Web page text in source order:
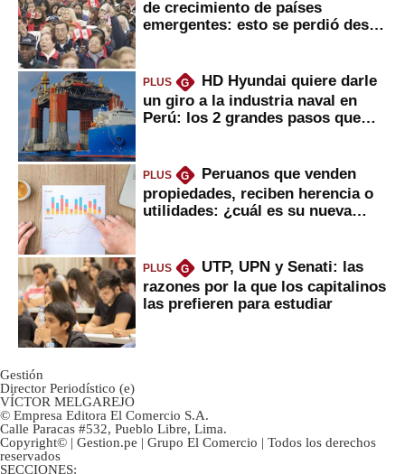
de crecimiento de países
emergentes: esto se perdió desde
PLUS G
HD Hyundai quiere darle
un giro a la industria naval en
Perú: los 2 grandes pasos que
PLUS G
Peruanos que venden
propiedades, reciben herencia o
utilidades: ¿cuál es su nueva
PLUS G
UTP, UPN y Senati: las
razones por la que los capitalinos
las prefieren para estudiar
Gestión
Director Periodístico (e)
VÍCTOR MELGAREJO
© Empresa Editora El Comercio S.A.
Calle Paracas #532, Pueblo Libre, Lima.
Copyright© | Gestion.pe | Grupo El Comercio | Todos los derechos
reservados
SECCIONES: